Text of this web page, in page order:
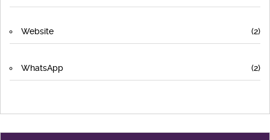
Website (2)
WhatsApp (2)